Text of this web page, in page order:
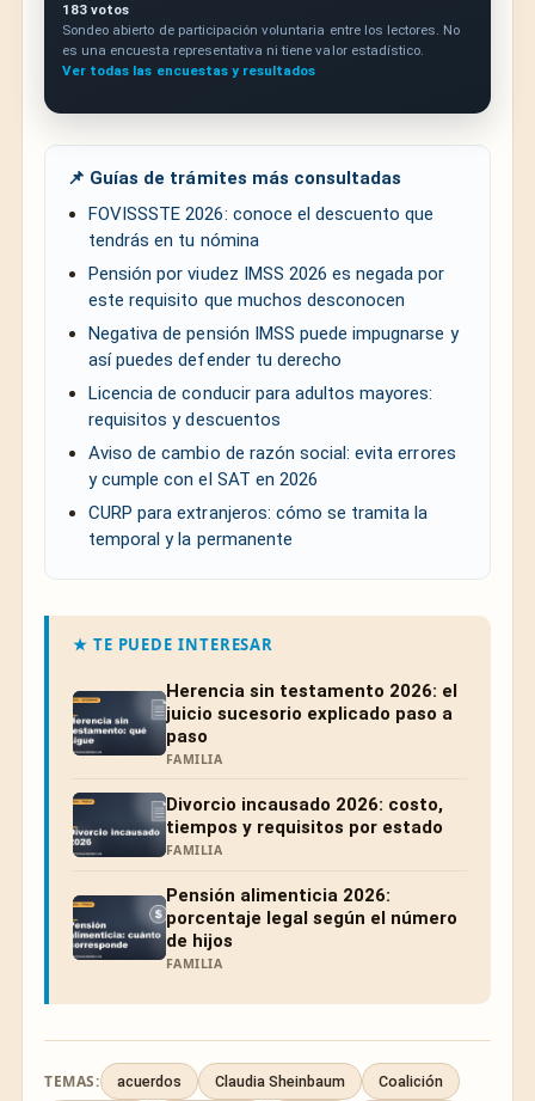
183 votos
Sondeo abierto de participación voluntaria entre los lectores. No
es una encuesta representativa ni tiene valor estadístico.
Ver todas las encuestas y resultados
📌 Guías de trámites más consultadas
FOVISSSTE 2026: conoce el descuento que
tendrás en tu nómina
Pensión por viudez IMSS 2026 es negada por
este requisito que muchos desconocen
Negativa de pensión IMSS puede impugnarse y
así puedes defender tu derecho
Licencia de conducir para adultos mayores:
requisitos y descuentos
Aviso de cambio de razón social: evita errores
y cumple con el SAT en 2026
CURP para extranjeros: cómo se tramita la
temporal y la permanente
★ TE PUEDE INTERESAR
Herencia sin testamento 2026: el
juicio sucesorio explicado paso a
paso
FAMILIA
Divorcio incausado 2026: costo,
tiempos y requisitos por estado
FAMILIA
Pensión alimenticia 2026:
porcentaje legal según el número
de hijos
FAMILIA
TEMAS: acuerdos Claudia Sheinbaum Coalición